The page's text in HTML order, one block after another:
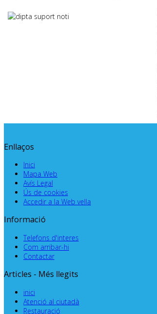
Enllaços
Inici
Mapa Web
Avís Legal
Ús de cookies
Accedir a la Web vella
Informació
Telefons d'interes
Com arribar-hi
Contactar
Articles - Més llegits
inici
Atenció al ciutadà
Restauració